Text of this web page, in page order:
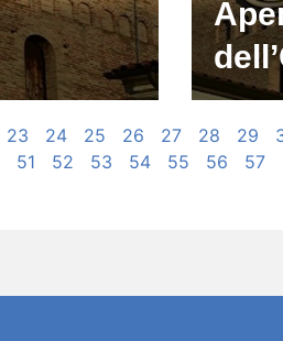
23 24 25 26 27 28 29
51 52 53 54 55 56 57